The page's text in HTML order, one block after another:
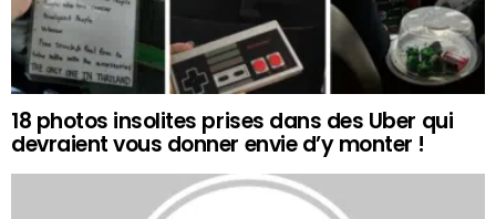
18 photos insolites prises dans des Uber qui
devraient vous donner envie d’y monter !